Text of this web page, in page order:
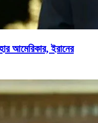
আমেরিকার, ইরানের